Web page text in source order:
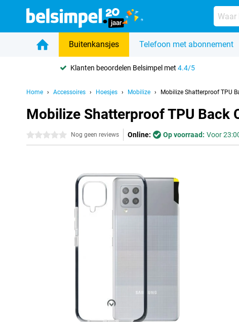
Buitenkansjes Telefoon met abonnement
Klanten beoordelen Belsimpel met4.4/5
Home Accessoires Hoesjes Mobilize Mobilize Shatterproof TPU
Mobilize Shatterproof TPU Back
0 sterren Nog geen reviews Online: Op voorraad: Voor